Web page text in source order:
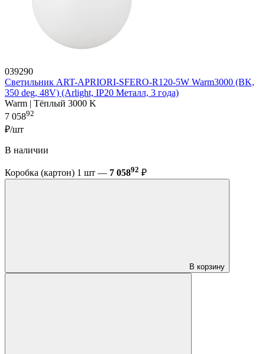
039290
Светильник ART-APRIORI-SFERO-R120-5W Warm3000 (BK,
350 deg, 48V) (Arlight, IP20 Металл, 3 года)
Warm | Тёплый 3000 K
7 05892
₽/шт
В наличии
Коробка (картон) 1 шт — 7 05892 ₽
В корзину